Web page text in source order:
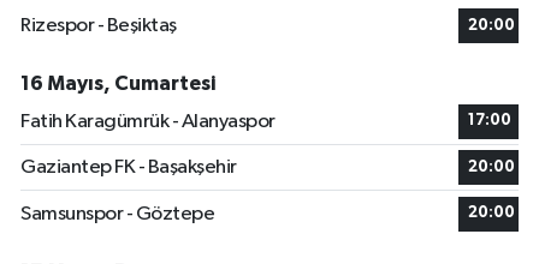
Rizespor - Beşiktaş
20:00
16 Mayıs, Cumartesi
Fatih Karagümrük - Alanyaspor
17:00
Gaziantep FK - Başakşehir 20:00
Samsunspor - Göztepe 20:00